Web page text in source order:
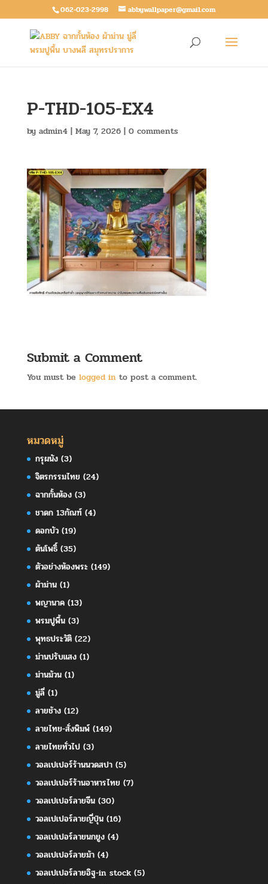
062-023-2998 abbywallpaper@gmail.com
P-THD-105-EX4
by admin4| May 7, 2026| 0 comments
Submit a Comment
You must be logged into post a comment.
หมวดหมู่
กรุผนัง(3)
จิตรกรรมไทย (24)
ฉากกั้นห้อง(3)
ชาดก 13กัณฑ์(4)
ดอกบัว(19)
ต้นโพธิ์(35)
ตัวอย่างห้องพระ(149)
ผ้าม่าน(1)
พญานาค(13)
พรมปูพื้น(3)
พุทธประวัติ(22)
ม่านปรับแสง(1)
ม่านม้วน(1)
มู่ลี่(1)
ลายช้าง(12)
ลายไทย-สั่งพิมพ์(149)
ลายไทยทั่วไป(3)
วอลเปเปอร์ร้านนวดสปา(5)
วอลเปเปอร์ร้านอาหารไทย (7)
วอลเปเปอร์ลายจีน(30)
วอลเปเปอร์ลายญี่ปุ่น(16)
วอลเปเปอร์ลายนกยูง(4)
วอลเปเปอร์ลายม้า(4)
วอลเปเปอร์ลายอิฐ-in stock(5)